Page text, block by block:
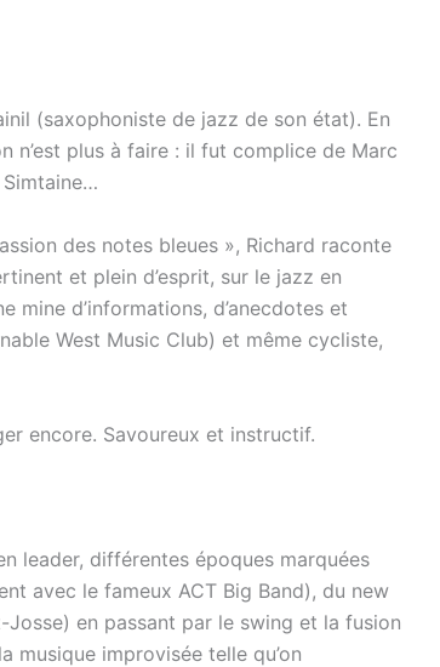
(saxophoniste de jazz de son état). En
plus à faire : il fut complice de Marc
Simtaine…
des notes bleues », Richard raconte
et plein d’esprit, sur le jazz en
d’informations, d’anecdotes et
West Music Club) et même cycliste,
encore. Savoureux et instructif.
leader, différentes époques marquées
avec le fameux ACT Big Band), du new
en passant par le swing et la fusion
musique improvisée telle qu’on